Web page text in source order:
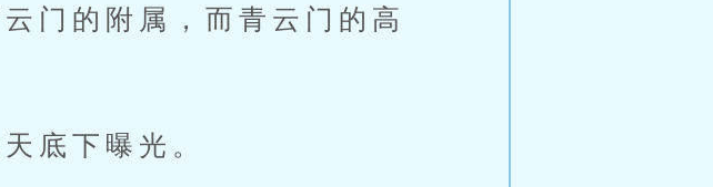
的附属，而青云门的高
下曝光。